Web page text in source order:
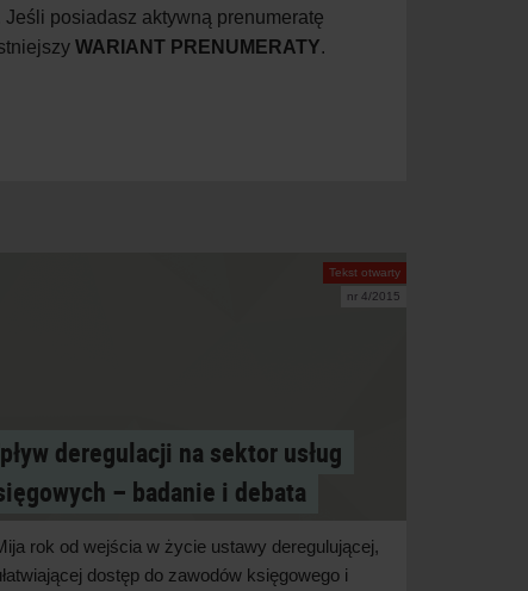
posiadasz aktywną prenumeratę
WARIANT PRENUMERATY.
Tekst otwarty
nr 4/2015
deregulacji na sektor usług
– badanie i debata
rok od wejścia w życie ustawy deregulującej,
dostęp do zawodów księgowego i